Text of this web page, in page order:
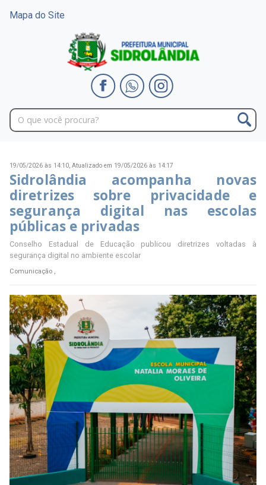
Mapa do Site
19/05/2026 às 14:10, Atualizado em 19/05/2026 às 14:17
Sidrolândia acompanha novas
diretrizes sobre privacidade e
segurança digital nas escolas
públicas e privadas
Conselho Estadual de Educação publicou diretrizes voltadas à
segurança digital no ambiente escolar
Comunicação ,